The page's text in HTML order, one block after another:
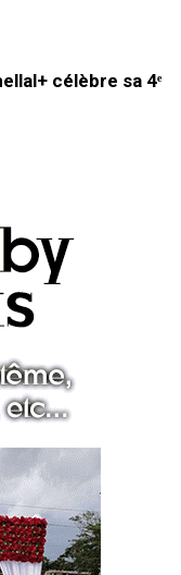
célèbre sa 4ᵉ